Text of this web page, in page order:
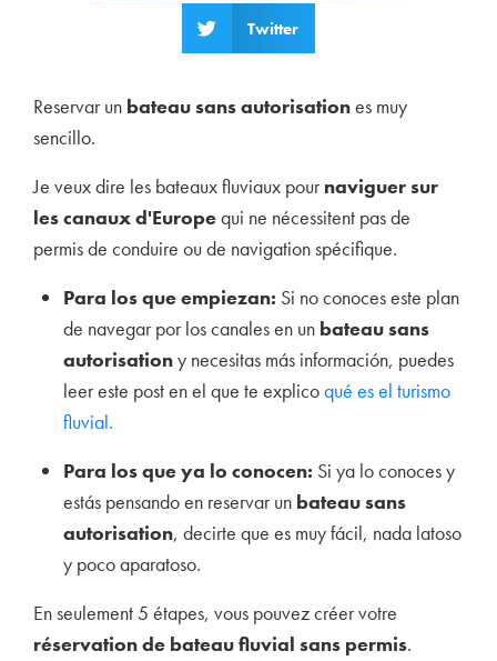
Twitter
Reservar un bateau sans autorisationes muy
sencillo.
Je veux dire les bateaux fluviaux pournaviguer sur
les canaux d'Europequi ne nécessitent pas de
permis de conduire ou de navigation spécifique.
Para los que empiezan: Si no conoces este plan
de navegar por los canales en un bateau sans
autorisationy necesitas más información, puedes
leer este post en el que te explicoqué es el turismo
fluvial.
Para los que ya lo conocen: Si ya lo conoces y
estás pensando en reservar un bateau sans
autorisation, decirte que es muy fácil, nada latoso
y poco aparatoso.
En seulement 5 étapes, vous pouvez créer votre
réservation de bateau fluvial sans permis.